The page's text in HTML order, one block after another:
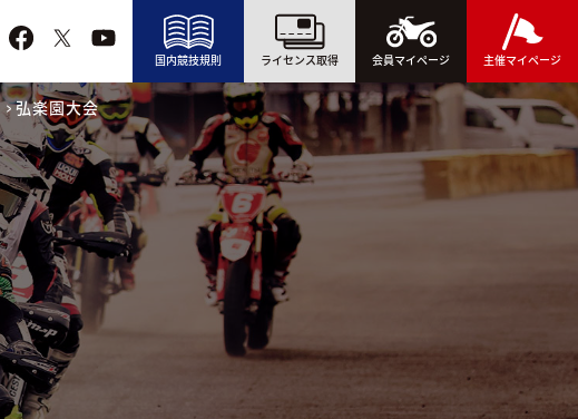
国内競技規則 ライセンス取得 会員マイページ 主催マイページ
弘楽園大会